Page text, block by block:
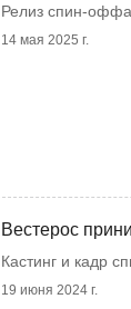
Релиз спин-оффа
14 мая 2025 г.
Вестерос
Кастинг и кадр
19 июня 2024 г.